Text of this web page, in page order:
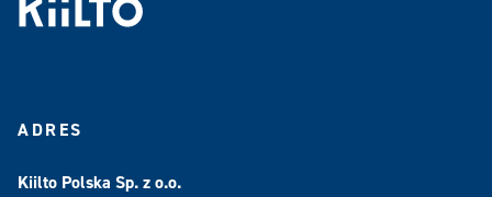
ADRES
Kiilto Polska Sp. z o.o.